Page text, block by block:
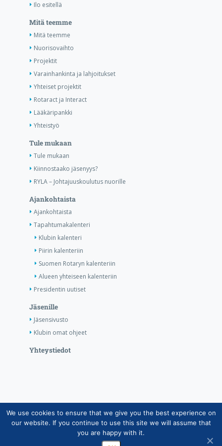
Ilo esitellä
Mitä teemme
Mitä teemme
Nuorisovaihto
Projektit
Varainhankinta ja lahjoitukset
Yhteiset projektit
Rotaract ja Interact
Lääkäripankki
Yhteistyö
Tule mukaan
Tule mukaan
Kiinnostaako jäsenyys?
RYLA – Johtajuuskoulutus nuorille
Ajankohtaista
Ajankohtaista
Tapahtumakalenteri
Klubin kalenteri
Piirin kalenteriin
Suomen Rotaryn kalenteriin
Alueen yhteiseen kalenteriin
Presidentin uutiset
Jäsenille
Jäsensivusto
Klubin omat ohjeet
Yhteystiedot
Copyright © Suomen Rotarypalvelu ry 2026 |
Jäsentietojärjestelmän tietosuojaseloste| Henkilötietojen
käsittely Rotarytoiminnassa
We use cookies to ensure that we give you the best experience on
our website. If you continue to use this site we will assume that
you are happy with it.